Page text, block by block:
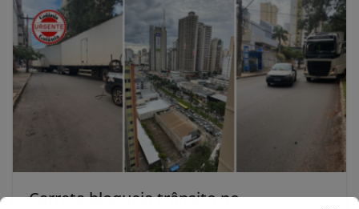
Carreta bloqueia trânsito no